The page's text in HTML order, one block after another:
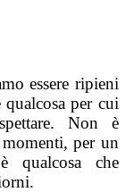
essere ripieni
per cui
Non è
per un
qualcosa che